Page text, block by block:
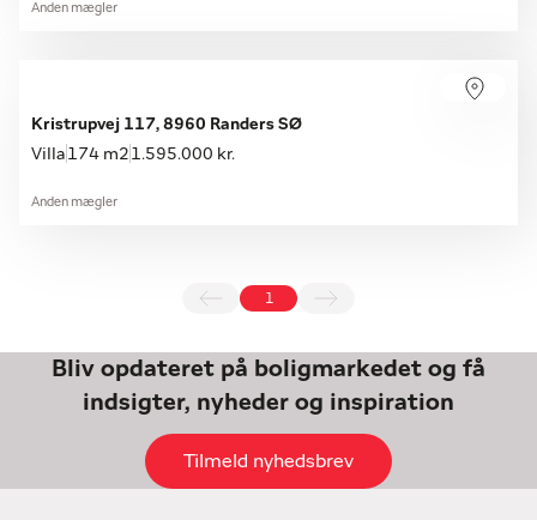
Anden mægler
Kristrupvej 117, 8960 Randers SØ
Villa 174 m2 1.595.000 kr.
Anden mægler
Bliv opdateret på boligmarkedet og få
indsigter, nyheder og inspiration
Tilmeld nyhedsbrev